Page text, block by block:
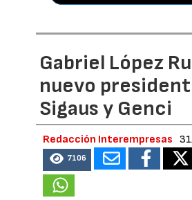
Gabriel López
nuevo
Sigaus y Genci
Redacción Interempresas
7106